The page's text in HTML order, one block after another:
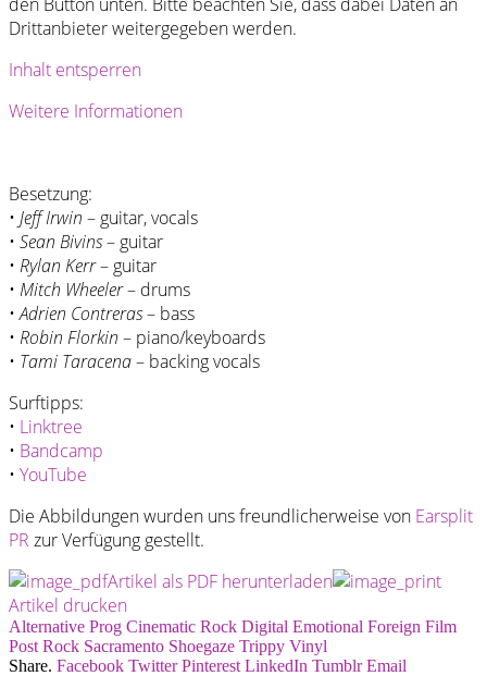
Drittanbieter weitergegeben werden.
Inhalt entsperren
Weitere Informationen
Besetzung:
• Jeff Irwin – guitar, vocals
• Sean Bivins– guitar
• Rylan Kerr– guitar
• Mitch Wheeler– drums
•Adrien Contreras– bass
• Robin Florkin – piano/keyboards
• Tami Taracena– backing vocals
Surftipps:
• Linktree
• Bandcamp
• YouTube
Die Abbildungen wurden uns freundlicherweise von Earsplit
PR zur Verfügung gestellt.
Artikel als PDF herunterladen
Artikel drucken
Alternative Prog Cinematic Rock Digital Emotional Foreign Film
Post Rock Sacramento Shoegaze Trippy Vinyl
Share. Facebook Twitter Pinterest LinkedIn Tumblr Email